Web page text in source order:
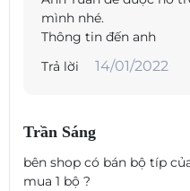
mình nhé.
Thông tin đến anh
Trả lời
14/01/2022
Trần Sáng
bên shop có bán bộ típ
mua 1 bộ ?